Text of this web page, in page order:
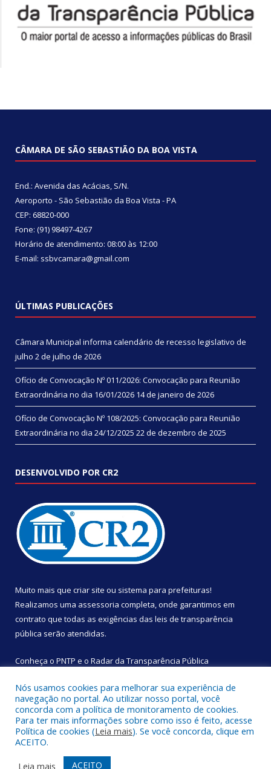
CÂMARA DE SÃO SEBASTIÃO DA BOA VISTA
End.: Avenida das Acácias, S/N.
Aeroporto - São Sebastião da Boa Vista - PA
CEP: 68820-000
Fone: (91) 98497-4267
Horário de atendimento: 08:00 às 12:00
E-mail: ssbvcamara@gmail.com
ÚLTIMAS PUBLICAÇÕES
Câmara Municipal informa calendário de recesso legislativo de
julho 2 de julho de 2026
Ofício de Convocação Nº 011/2026: Convocação para Reunião
Extraordinária no dia 16/01/2026 14 de janeiro de 2026
Ofício de Convocação Nº 108/2025: Convocação para Reunião
Extraordinária no dia 24/12/2025 22 de dezembro de 2025
DESENVOLVIDO POR CR2
Muito mais que criar site ou sistema para prefeituras!
Realizamos uma assessoria completa, onde garantimos em
contrato que todas as exigências das leis de transparência
pública serão atendidas.
Conheça o PNTP e o Radar da Transparência Pública
Todos os direitos reservados a Câmara Municipal de São
Sebastião da Boa Vista.
Mapa do Site Acessar Área Administrativa
Nós usamos cookies para melhorar sua experiência de
navegação no portal. Ao utilizar nosso portal, você
concorda com a política de monitoramento de cookies.
Para ter mais informações sobre como isso é feito, acesse
Política de cookies (Leia mais). Se você concorda, clique em
ACEITO.
Leia mais
ACEITO